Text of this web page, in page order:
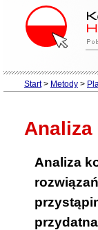
Start> Metody >
Analiza